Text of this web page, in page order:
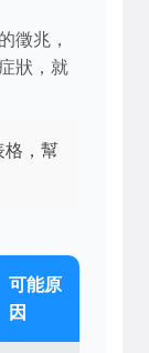
徵兆，
狀，就
格，幫
可能原
因